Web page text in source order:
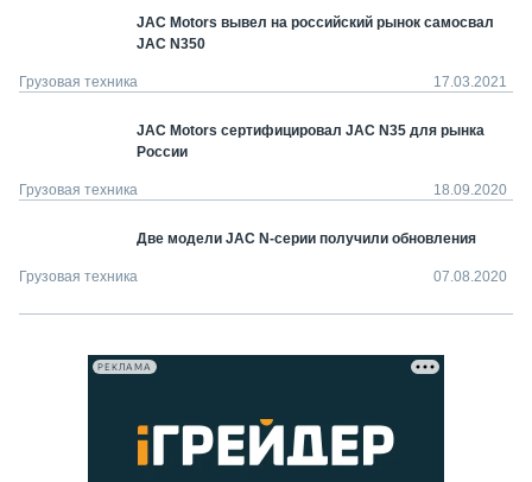
JAC Motors вывел на российский рынок самосвал
JAC N350
Грузовая техника 17.03.2021
JAC Motors сертифицировал JAC N35 для рынка
России
Грузовая техника 18.09.2020
Две модели JAC N-серии получили обновления
Грузовая техника 07.08.2020
РЕКЛАМА